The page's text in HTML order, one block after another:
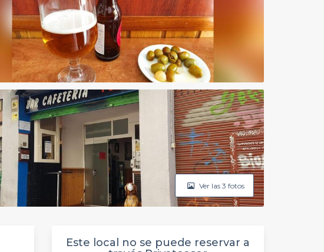
Ver las 3 fotos
Este local no se puede reservar a